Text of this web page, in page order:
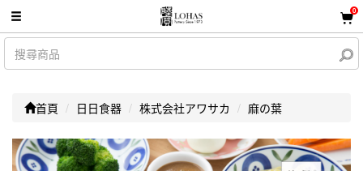
0
首頁 日日食器 株式会社アワサカ 麻の葉